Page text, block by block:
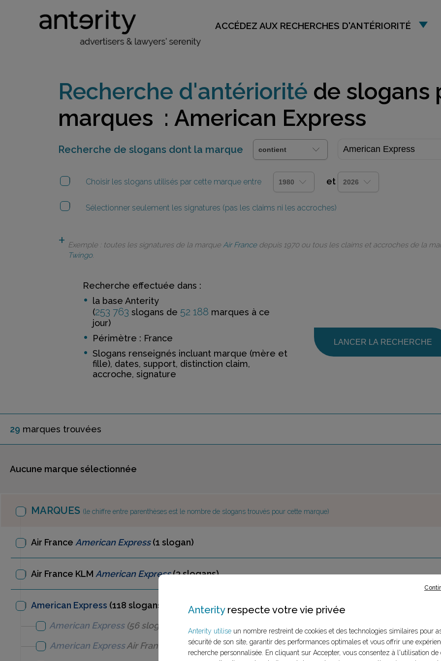
ACCÉDEZ AUX RECHERCHES D'ANTÉRIORITÉ
Recherche d'antériorité de slogans
marques : American Express
Recherche de slogans dont la marque
Choisir les slogans utilisés par cette marque entre et
Sélectionner seulement les signatures (pas les claims ni les accroches)
Exemple : toutes les signatures de la marque Air Francedepuis 1970 ou tous les claims et accroches de la
Twingo.
Recherche effectuée dans :
la base Anterity
(253 763 slogans de 52 188 marques à ce
jour)
Périmètre : France
Slogans renseignés incluant marque (mère et
fille), dates, support, distinction claim,
accroche, signature
LANCER LA RECHERCHE
29 marques trouvées
Aucune marque sélectionnée
MARQUES (le chiffre entre parenthèses est le nombre de slogans trouvés pour cette marque)
Air France American Express(1 slogan)
Air France KLM American Express(3 slogans)
American Express (118 slogans)
American Express (56 slogans)
American Express Air France (1 slogan)
Anterityrespecte votre vie privée
Anterity utilise un nombre restreint de cookies et des technologies similaires pour
sécurité de son site, garantir des performances optimales et vous offrir une
recherche personnalisée. En cliquant sur Accepter, vous consentez à l'utilisation de